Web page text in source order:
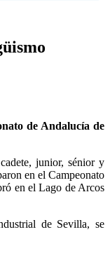
de Andalucía de
junior, sénior y
en el Campeonato
en el Lago de Arcos
de Sevilla, se